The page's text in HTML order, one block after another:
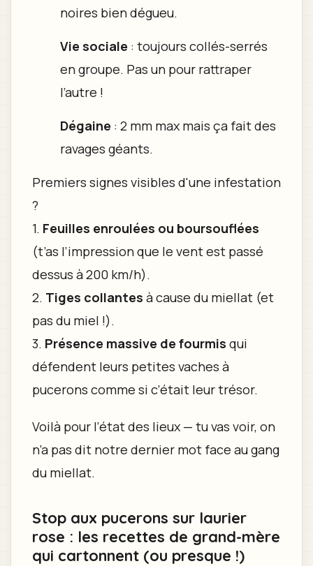
noires bien dégueu.
Vie sociale : toujours collés-serrés
en groupe. Pas un pour rattraper
l’autre !
Dégaine : 2 mm max mais ça fait des
ravages géants.
Premiers signes visibles d'une infestation
?
1. Feuilles enroulées ou boursouflées
(t’as l’impression que le vent est passé
dessus à 200 km/h).
2. Tiges collantes à cause du miellat (et
pas du miel !).
3. Présence massive de fourmis qui
défendent leurs petites vaches à
pucerons comme si c’était leur trésor.
Voilà pour l’état des lieux — tu vas voir, on
n’a pas dit notre dernier mot face au gang
du miellat.
Stop aux pucerons sur laurier
rose : les recettes de grand-mère
qui cartonnent (ou presque !)